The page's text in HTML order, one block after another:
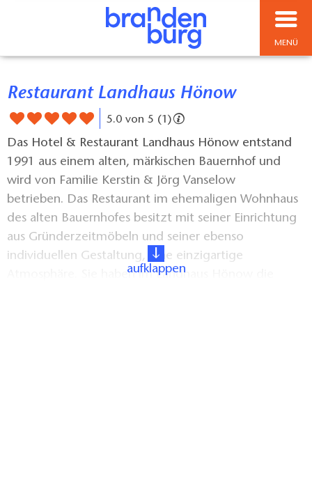
MENÜ
Restaurant Landhaus Hönow
5.0 von 5 (1)
Das Hotel & Restaurant Landhaus Hönow entstand
1991 aus einem alten, märkischen Bauernhof und
wird von Familie Kerstin & Jörg Vanselow
betrieben. Das Restaurant im ehemaligen Wohnhaus
des alten Bauernhofes besitzt mit seiner Einrichtung
aus Gründerzeitmöbeln und seiner ebenso
individuellen Gestaltung, eine einzigartige
Atmosphäre. Sie haben im Landhaus Hönow die
aufklappen